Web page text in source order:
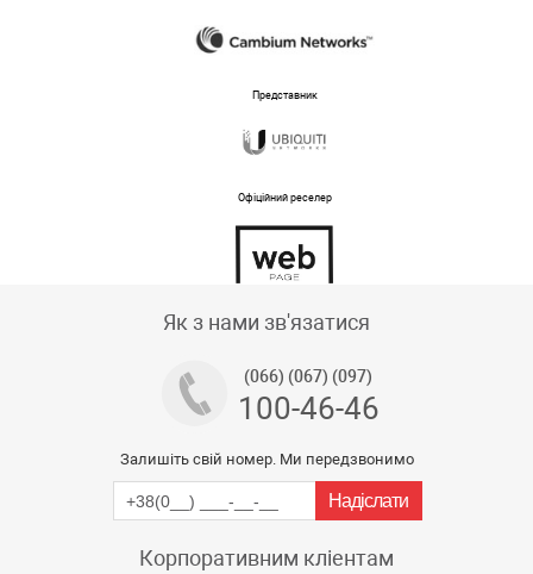
Представник
Офіційний реселер
Як з нами зв'язатися
(066) (067) (097)
100-46-46
Залишіть свій номер. Ми передзвонимо
Корпоративним кліентам